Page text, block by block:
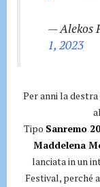
— Alekos
1, 2023
Per anni la
Tipo Sanremo
Maddelena
lanciata in un
Festival, perché